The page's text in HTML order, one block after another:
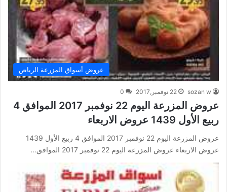
عروض أسواق المزرعة الرياض
sozan w 22 نوفمبر,2017 0
عروض المزرعة اليوم 22 نوفمبر 2017 الموافق 4
ربيع الأول 1439 عروض الاربعاء
عروض المزرعة اليوم 22 نوفمبر 2017 الموافق 4 ربيع الأول 1439
عروض الاربعاء عروض المزرعة اليوم 22 نوفمبر 2017 الموافق…